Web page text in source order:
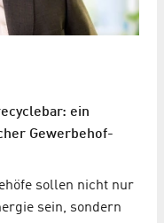
ein
Gewerbehof-
sollen nicht nur
sein, sondern